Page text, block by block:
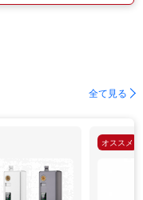
全て見る
オススメ